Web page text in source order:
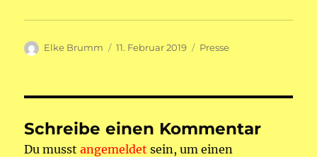
Autor
Elke Brumm
Veröffentlicht
11. Februar 2019 Kategorien
Presse
Schreibe einen Kommentar
Du musstangemeldet sein, um einen